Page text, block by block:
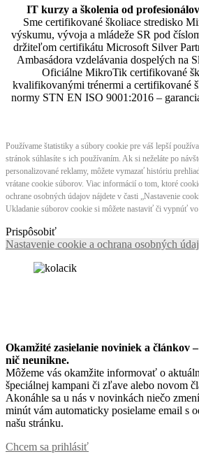
IT kurzy a školenia od
Sme certifikované školiace stredisko
výskumu, vývoja a mládeže SR pod
držiteľom certifikátu Microsoft Silver
Ambasádora vzdelávania dospelých na
Oficiálne MikroTik certifikované
kvalifikovanými trénermi ​​​​​​​​​​a certifikované
normy STN EN ISO 9001:2016 –
Používame štatistiky a súbory cookie pre váš lepší
stránok súhlasíte s ich používaním. Ak si neželáte po
personalizované reklamy, môžete vymazať históriu
vrátane cookie súborov. Viac informácií o tom, ktoré
ochrane osobných údajov nájdete v časti „Nastavenie
Ukladanie súborov cookie si môžete nastaviť či vypnúť
Prispôsobiť
Nastavenie cookie a ochrana osobných
Okamžité zasielanie noviniek a článkov
nič neunikne.
Môžeme vás okamžite informovať o
špeciálnej kampani či zľave alebo novom
Akonáhle sa u nás v novinkách niečo
minút vám automaticky posielame email s
našu stránku.
Chcem sa prihlásiť